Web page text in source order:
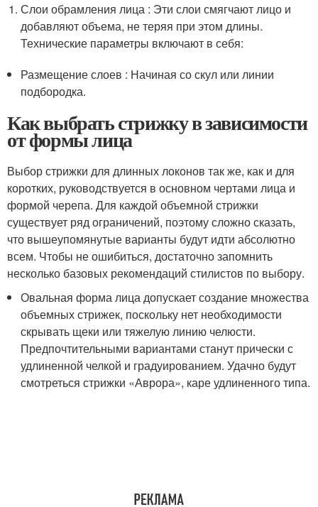
Слои обрамления лица : Эти слои смягчают лицо и
добавляют объема, не теряя при этом длины.
Технические параметры включают в себя:
Размещение слоев : Начиная со скул или линии
подбородка.
Как выбрать стрижку в зависимости
от формы лица
Выбор стрижки для длинных локонов так же, как и для
коротких, руководствуется в основном чертами лица и
формой черепа. Для каждой объемной стрижки
существует ряд ограничений, поэтому сложно сказать,
что вышеупомянутые варианты будут идти абсолютно
всем. Чтобы не ошибиться, достаточно запомнить
несколько базовых рекомендаций стилистов по выбору.
Овальная форма лица допускает создание множества
объемных стрижек, поскольку нет необходимости
скрывать щеки или тяжелую линию челюсти.
Предпочтительными вариантами станут прически с
удлиненной челкой и градуированием. Удачно будут
смотреться стрижки «Аврора», каре удлиненного типа.